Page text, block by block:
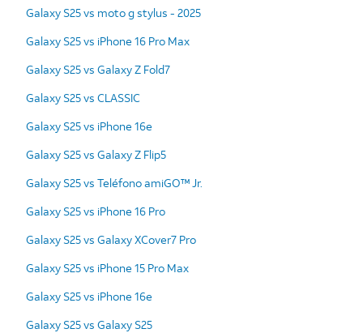
Galaxy S25 vs moto g stylus - 2025
Galaxy S25 vs iPhone 16 Pro Max
Galaxy S25 vs Galaxy Z Fold7
Galaxy S25 vs CLASSIC
Galaxy S25 vs iPhone 16e
Galaxy S25 vs Galaxy Z Flip5
Galaxy S25 vs Teléfono amiGO™ Jr.
Galaxy S25 vs iPhone 16 Pro
Galaxy S25 vs Galaxy XCover7 Pro
Galaxy S25 vs iPhone 15 Pro Max
Galaxy S25 vs iPhone 16e
Galaxy S25 vs Galaxy S25